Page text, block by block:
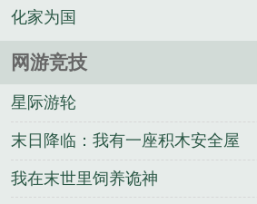
化家为国
网游竞技
星际游轮
末日降临：我有一座积木安全屋
我在末世里饲养诡神